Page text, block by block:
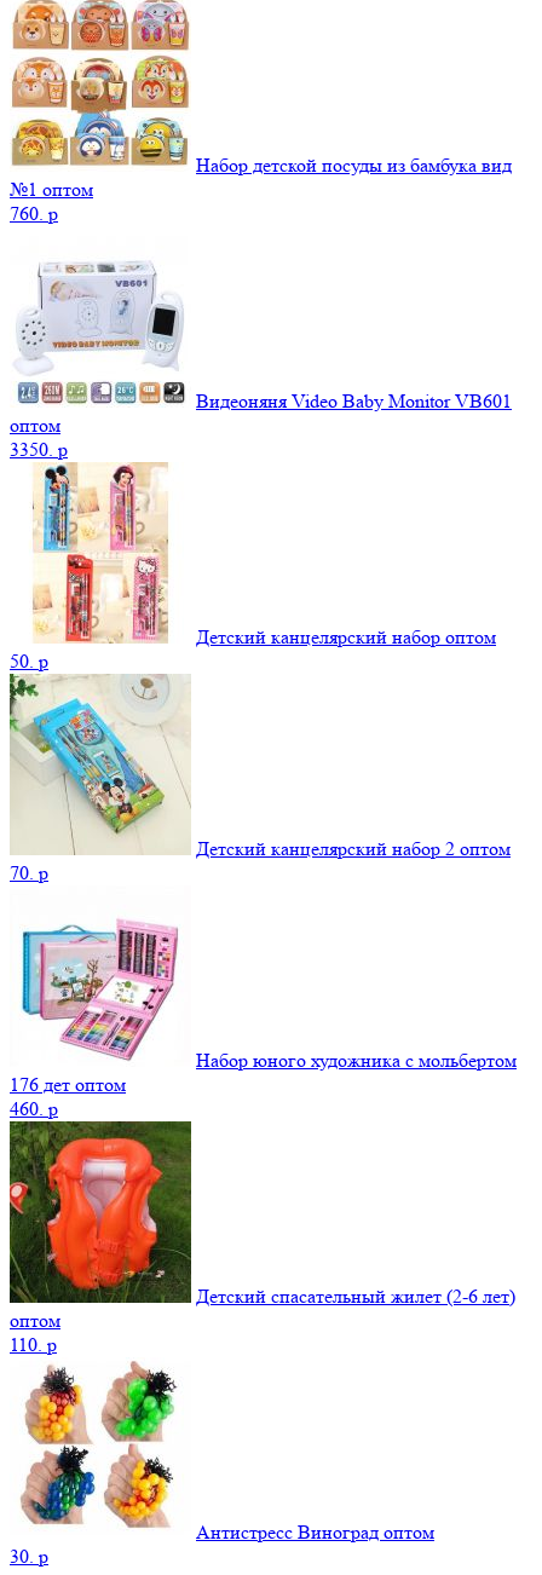
Набор детской посуды из бамбука вид
№1 оптом
760. p
Видеоняня Video Baby Monitor VB601
оптом
3350. p
Детский канцелярский набор оптом
50. p
Детский канцелярский набор 2 оптом
70. p
Набор юного художника с мольбертом
176 дет оптом
460. p
Детский спасательный жилет (2-6 лет)
оптом
110. p
Антистресс Виноград оптом
30. p